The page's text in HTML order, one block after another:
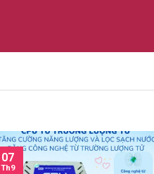
07
Th9